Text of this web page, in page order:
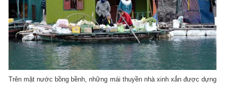
Trên mặt nước bồng bềnh, những mái thuyền nhà xinh xắn được dựng